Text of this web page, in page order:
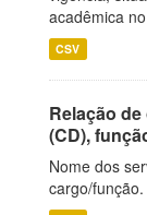
acadêmica
CSV
Relação
(CD),
Nome dos
cargo/função.